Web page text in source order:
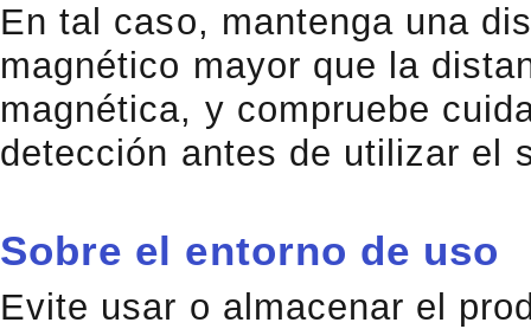
En tal caso, mantenga una
magnético mayor que la
magnética, y compruebe
detección antes de utilizar el
Sobre el entorno de uso
Evite usar o almacenar el